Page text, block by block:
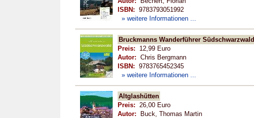
ISBN: 9783793051992
» weitere Informationen ...
Bruckmanns Wanderführer Südschwarzwald
Preis: 12,99 Euro
Autor: Chris Bergmann
ISBN: 9783765452345
» weitere Informationen ...
Altglashütten
Preis: 26,00 Euro
Autor: Buck, Thomas Martin